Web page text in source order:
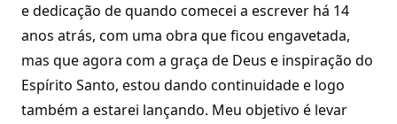
e dedicação de quando comecei a escrever há 14
anos atrás, com uma obra que ficou engavetada,
mas que agora com a graça de Deus e inspiração do
Espírito Santo, estou dando continuidade e logo
também a estarei lançando. Meu objetivo é levar